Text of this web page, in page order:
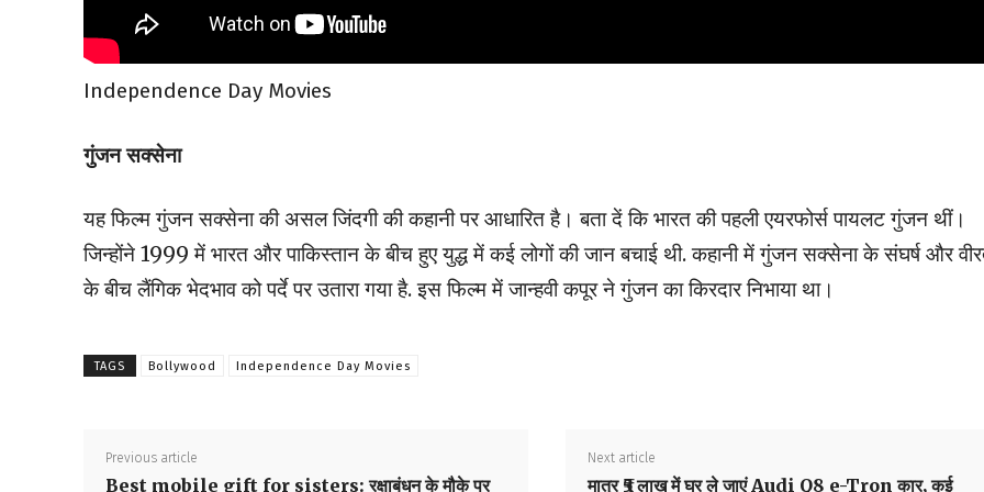
Independence Day Movies
गुंजन सक्सेना
यह फिल्म गुंजन सक्सेना की असल जिंदगी की कहानी पर आधारित है। बता दें कि भारत की पहली एयरफोर्स पायलट गुंजन थीं।
जिन्होंने 1999 में भारत और पाकिस्तान के बीच हुए युद्ध में कई लोगों की जान बचाई थी. कहानी में गुंजन सक्सेना के संघर्ष और
के बीच लैंगिक भेदभाव को पर्दे पर उतारा गया है. इस फिल्म में जान्हवी कपूर ने गुंजन का किरदार निभाया था।
TAGS Bollywood Independence Day Movies
Previous article
Best mobile gift for sisters: रक्षाबंधन के मौके पर
Next article
मात्र ₹5 लाख में घर ले जाएं Audi Q8 e-Tron कार, कई